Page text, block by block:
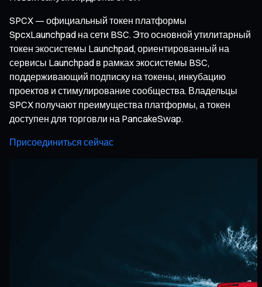
SPCX — официальный токен платформы
SpcxLaunchpad на сети BSC. Это основной утилитарный
токен экосистемы Launchpad, ориентированный на
сервисы Launchpad в рамках экосистемы BSC,
поддерживающий подписку на токены, инкубацию
проектов и стимулирование сообщества. Владельцы
SPCX получают преимущества платформы, а токен
доступен для торговли на PancakeSwap.
Присоединиться сейчас